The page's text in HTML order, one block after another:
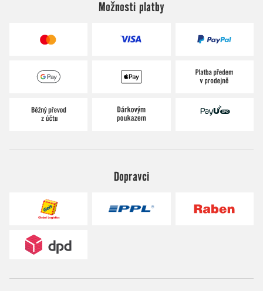
Možnosti platby
Dopravci